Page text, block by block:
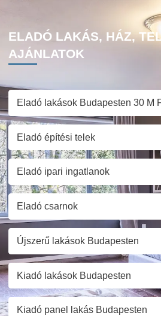
ELADÓ LAKÁS, HÁZ,
AJÁNLATOK
Eladó lakások Budapesten 30 M
Eladó építési telek
Eladó ipari ingatlanok
Eladó csarnok
Újszerű lakások Budapesten
Kiadó lakások Budapesten
Kiadó panel lakás Budapesten